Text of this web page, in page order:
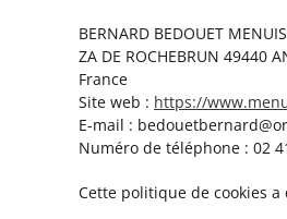
BERNARD BEDOUET
ZA DE ROCHEBRUN 49440
France
Site web : https://
E-mail : bedouetbernard@
Numéro de téléphone : 02
Cette politique de cookies a